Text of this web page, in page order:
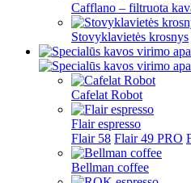
Cafflano – filtruota
Stovyklavietės krosnys
Cafelat Robot
Flair espresso
Flair 58 Flair 49 PRO
Bellman coffee